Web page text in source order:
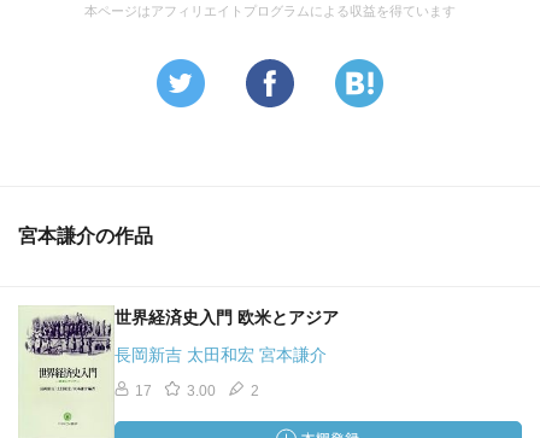
本ページはアフィリエイトプログラムによる収益を得ています
宮本謙介の作品
世界経済史入門 欧米とアジア
長岡新吉 太田和宏 宮本謙介
17 3.00 2